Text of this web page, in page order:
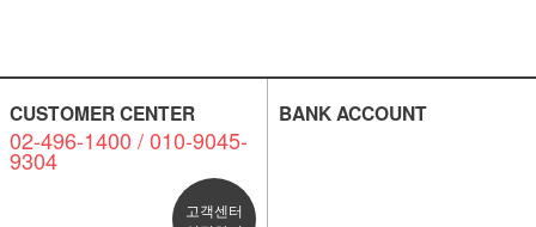
CUSTOMER CENTER
02-496-1400 / 010-9045-
9304
고객센터
BANK ACCOUNT